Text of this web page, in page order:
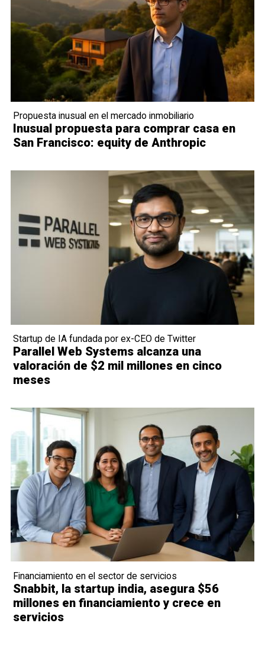
Propuesta inusual en el mercado inmobiliario
Inusual propuesta para comprar casa en
San Francisco: equity de Anthropic
Startup de IA fundada por ex-CEO de Twitter
Parallel Web Systems alcanza una
valoración de $2 mil millones en cinco
meses
Financiamiento en el sector de servicios
Snabbit, la startup india, asegura $56
millones en financiamiento y crece en
servicios